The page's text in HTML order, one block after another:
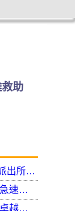
助
好心有好報！拾獲錢包送往派出所竟發現自己遺失的手機
失智老翁誤鎖門外 樹林暖警急速營救阻飢寒
2025亞太美業精品獎－美業卓越大賞 揭曉年度最受矚目美業榮耀品牌